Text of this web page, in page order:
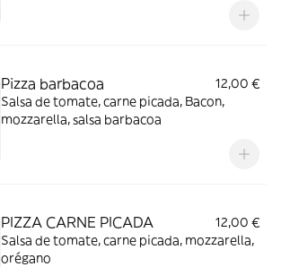
Pizza barbacoa
12,00 €
Salsa de tomate, carne picada, Bacon,
mozzarella, salsa barbacoa
PIZZA CARNE PICADA
12,00 €
Salsa de tomate, carne picada, mozzarella,
orégano